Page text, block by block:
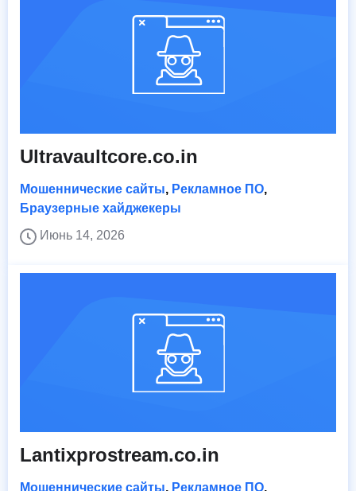
Ultravaultcore.co.in
Мошеннические сайты, Рекламное ПО,
Браузерные хайджекеры
Июнь 14, 2026
Lantixprostream.co.in
Мошеннические сайты, Рекламное ПО,